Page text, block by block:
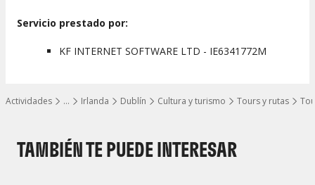
…
Mostrar todos los niveles
Actividades Irlanda Dublín Cultura y turismo Tours y rutas
Servicio prestado por:
KF INTERNET SOFTWARE LTD - IE6341772M
TAMBIÉN TE PUEDE INTERESAR